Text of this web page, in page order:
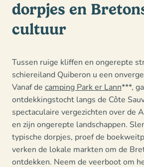
dorpjes en
cultuur
Tussen ruige kliffen en ongerepte
schiereiland Quiberon u een
Vanaf de camping Park er Lann***,
ontdekkingstocht langs de Côte
spectaculaire vergezichten over de
en zijn ongerepte landschappen.
typische dorpjes, proef de
verken de lokale markten om de
ontdekken. Neem de veerboot om